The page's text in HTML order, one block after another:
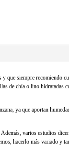
que siempre recomiendo
de chía o lino hidratadas
ya que aportan
varios estudios
hacerlo más variado y